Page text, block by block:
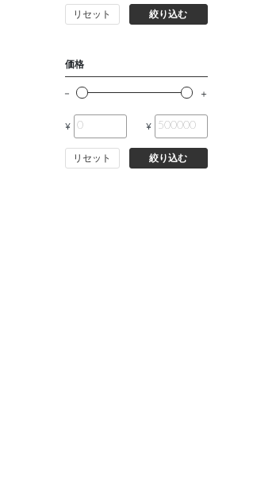
リセット 絞り込む
価格
¥ ¥
リセット 絞り込む